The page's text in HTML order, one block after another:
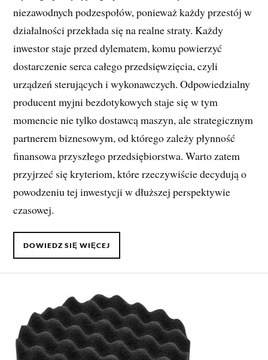
niezawodnych podzespołów, ponieważ każdy przestój w
działalności przekłada się na realne straty. Każdy
inwestor staje przed dylematem, komu powierzyć
dostarczenie serca całego przedsięwzięcia, czyli
urządzeń sterujących i wykonawczych. Odpowiedzialny
producent myjni bezdotykowych staje się w tym
momencie nie tylko dostawcą maszyn, ale strategicznym
partnerem biznesowym, od którego zależy płynność
finansowa przyszłego przedsiębiorstwa. Warto zatem
przyjrzeć się kryteriom, które rzeczywiście decydują o
powodzeniu tej inwestycji w dłuższej perspektywie
czasowej.
DOWIEDZ SIĘ WIĘCEJ